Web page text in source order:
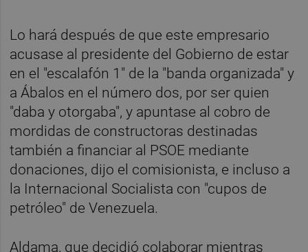
Lo hará después de que este empresario
acusase al presidente del Gobierno de estar
en el "escalafón 1" de la "banda organizada" y
a Ábalos en el número dos, por ser quien
"daba y otorgaba", y apuntase al cobro de
mordidas de constructoras destinadas
también a financiar al PSOE mediante
donaciones, dijo el comisionista, e incluso a
la Internacional Socialista con "cupos de
petróleo" de Venezuela.
Aldama, que decidió colaborar mientras